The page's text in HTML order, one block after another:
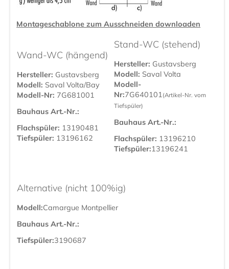
Montageschablone zum Ausschneiden downloaden
Wand-WC (hängend)
Hersteller: Gustavsberg
Modell: Saval Volta/Bay
Modell-Nr: 7G681001
Bauhaus Art.-Nr.:
Flachspüler: 13190481
Tiefspüler: 13196162
Stand-WC (stehend)
Hersteller: Gustavsberg
Modell: Saval Volta
Modell-
Nr:7G640101(Artikel-Nr. vom
Tiefspüler)
Bauhaus Art.-Nr.:
Flachspüler: 13196210
Tiefspüler:13196241
Alternative (nicht 100%ig)
Modell:Camargue Montpellier
Bauhaus Art.-Nr.:
Tiefspüler:3190687